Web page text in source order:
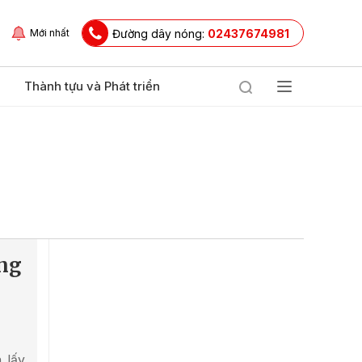
Mới nhất Đường dây nóng: 02437674981
Thành tựu và Phát triển